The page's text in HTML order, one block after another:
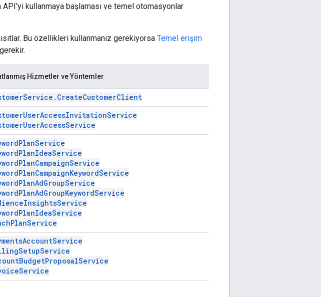
kullanmaya başlaması ve temel otomasyonlar
Bu özellikleri kullanmanız gerekiyorsa Temel erişim
Hizmetler ve Yöntemler